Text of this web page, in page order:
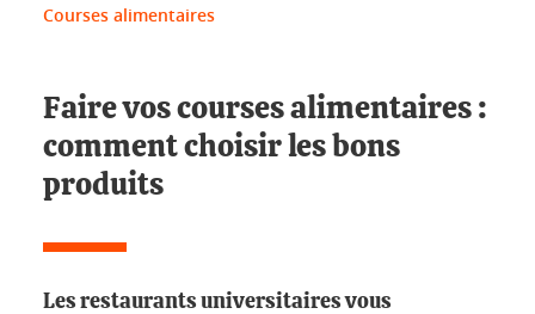
Courses alimentaires
Faire vos courses alimentaires :
comment choisir les bons
produits
Les restaurants universitaires vous